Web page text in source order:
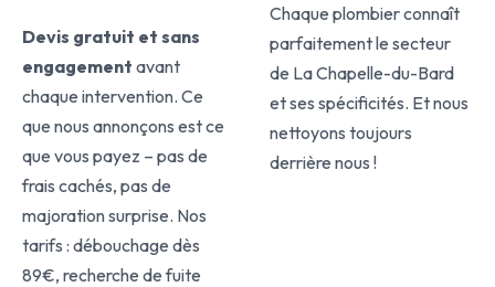
Devis gratuit et sans
engagement avant
chaque intervention. Ce
que nous annonçons est ce
que vous payez – pas de
frais cachés, pas de
majoration surprise. Nos
tarifs : débouchage dès
89€, recherche de fuite
Chaque plombier connaît
parfaitement le secteur
de La Chapelle-du-Bard
et ses spécificités. Et nous
nettoyons toujours
derrière nous !